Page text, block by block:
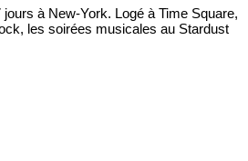
à New-York. Logé à Time Square,
les soirées musicales au Stardust